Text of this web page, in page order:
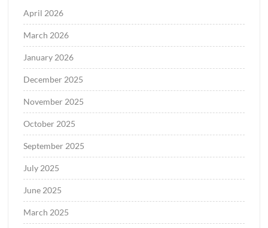
April 2026
March 2026
January 2026
December 2025
November 2025
October 2025
September 2025
July 2025
June 2025
March 2025